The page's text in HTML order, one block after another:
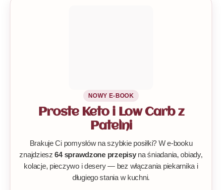
NOWY E-BOOK
Proste Keto i Low Carb z
Patelni
Brakuje Ci pomysłów na szybkie posiłki? W e-booku
znajdziesz64 sprawdzone przepisyna śniadania, obiady,
kolacje, pieczywo i desery — bez włączania piekarnika i
długiego stania w kuchni.